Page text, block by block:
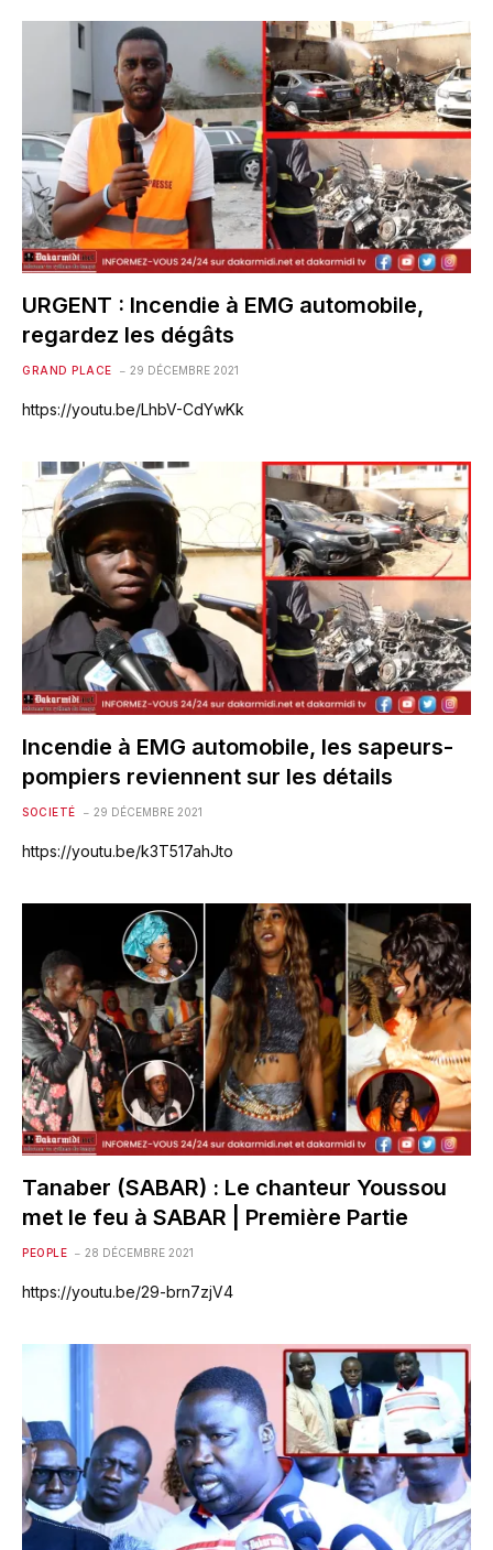
URGENT : Incendie à EMG automobile,
regardez les dégâts
GRAND PLACE 29 DÉCEMBRE 2021
https://youtu.be/LhbV-CdYwKk
Incendie à EMG automobile, les sapeurs-
pompiers reviennent sur les détails
SOCIETÉ 29 DÉCEMBRE 2021
https://youtu.be/k3T517ahJto
Tanaber (SABAR) : Le chanteur Youssou
met le feu à SABAR | Première Partie
PEOPLE 28 DÉCEMBRE 2021
https://youtu.be/29-brn7zjV4